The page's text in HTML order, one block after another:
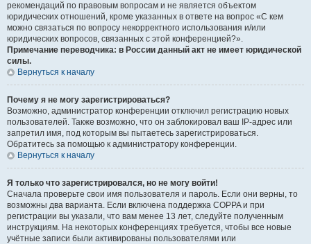
рекомендаций по правовым вопросам и не является объектом
юридических отношений, кроме указанных в ответе на вопрос «С кем
можно связаться по вопросу некорректного использования и/или
юридических вопросов, связанных с этой конференцией?».
Примечание переводчика: в России данный акт не имеет юридической
силы.
Вернуться к началу
Почему я не могу зарегистрироваться?
Возможно, администратор конференции отключил регистрацию новых
пользователей. Также возможно, что он заблокировал ваш IP-адрес или
запретил имя, под которым вы пытаетесь зарегистрироваться.
Обратитесь за помощью к администратору конференции.
Вернуться к началу
Я только что зарегистрировался, но не могу войти!
Сначала проверьте свои имя пользователя и пароль. Если они верны, то
возможны два варианта. Если включена поддержка COPPA и при
регистрации вы указали, что вам менее 13 лет, следуйте полученным
инструкциям. На некоторых конференциях требуется, чтобы все новые
учётные записи были активированы пользователями или